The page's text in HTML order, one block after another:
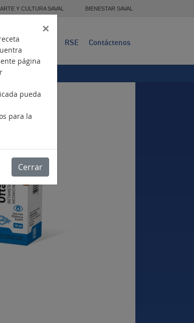
ARTE Y CULTURA SAVAL BIENESTAR SAVAL
RSE Contáctenos
×
página
pueda
para la
Cerrar